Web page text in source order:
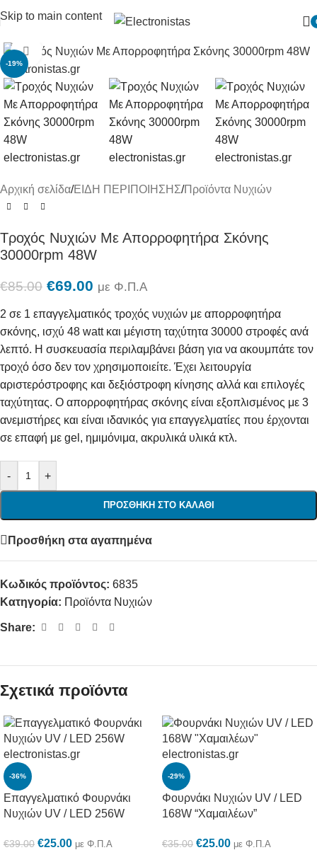
Skip to main content
-19%
Πατήστε για μεγένθυση
Αρχική σελίδα/ΕΙΔΗ ΠΕΡΙΠΟΙΗΣΗΣ/Προϊόντα Nυχιών
Τροχός Νυχιών Με Απορροφητήρα Σκόνης
30000rpm 48W
€85.00 €69.00 με Φ.Π.Α
2 σε 1 επαγγελματικός τροχός νυχιών με απορροφητήρα
σκόνης, ισχύ 48 watt και μέγιστη ταχύτητα 30000 στροφές ανά
λεπτό. Η συσκευασία περιλαμβάνει βάση για να ακουμπάτε τον
τροχό όσο δεν τον χρησιμοποιείτε. Έχει λειτουργία
αριστερόστροφης και δεξιόστροφη κίνησης αλλά και επιλογές
ταχύτητας. Ο απορροφητήρας σκόνης είναι εξοπλισμένος με 3
ανεμιστήρες και είναι ιδανικός για επαγγελματίες που έρχονται
σε επαφή με gel, ημιμόνιμα, ακρυλικά υλικά κτλ.
- +
ΠΡΟΣΘΉΚΗ ΣΤΟ ΚΑΛΆΘΙ
Προσθήκη στα αγαπημένα
Κωδικός προϊόντος: 6835
Κατηγορία: Προϊόντα Nυχιών
Share:
Σχετικά προϊόντα
-36%
Επαγγελματικό Φουρνάκι
Νυχιών UV / LED 256W
€39.00 €25.00 με Φ.Π.Α
-29%
Φουρνάκι Νυχιών UV / LED
168W “Χαμαιλέων”
€35.00 €25.00 με Φ.Π.Α